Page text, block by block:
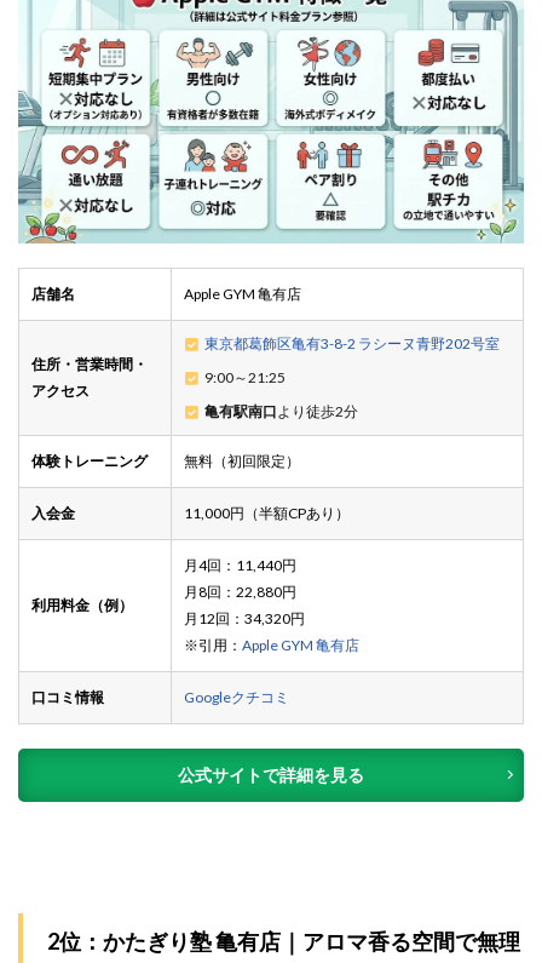
店舗名 Apple GYM 亀有店
住所・営業時間・
アクセス
東京都葛飾区亀有3-8-2 ラシーヌ青野202号室
9:00～21:25
亀有駅南口 より徒歩2分
体験トレーニング 無料（初回限定）
入会金 11,000円（半額CPあり）
利用料金（例）
月4回：11,440円
月8回：22,880円
月12回：34,320円
※引用： Apple GYM 亀有店
口コミ情報 Googleクチコミ
公式サイトで詳細を見る
2位：かたぎり塾 亀有店｜アロマ香る空間で無理